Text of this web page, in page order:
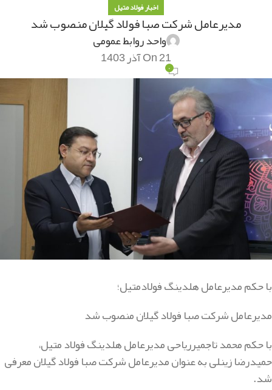
اخبار فولاد متیل
مدیرعامل شرکت صبا فولاد گیلان منصوب شد
واحد روابط عمومی
On 21 آذر 1403
۰
با حکم مدیرعامل هلدینگ فولادمتیل؛
مدیرعامل شرکت صبا فولاد گیلان منصوب شد
با حکم محمد تاجمیرریاحی مدیرعامل هلدینگ فولاد متیل،
حمیدرضا زینلی به عنوان مدیرعامل شرکت صبا فولاد گیلان معرفی
شد.